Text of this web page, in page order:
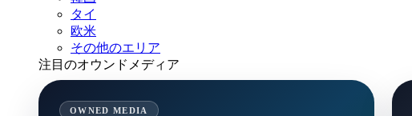
タイ
欧米
その他のエリア
注目のオウンドメディア
OWNED MEDIA